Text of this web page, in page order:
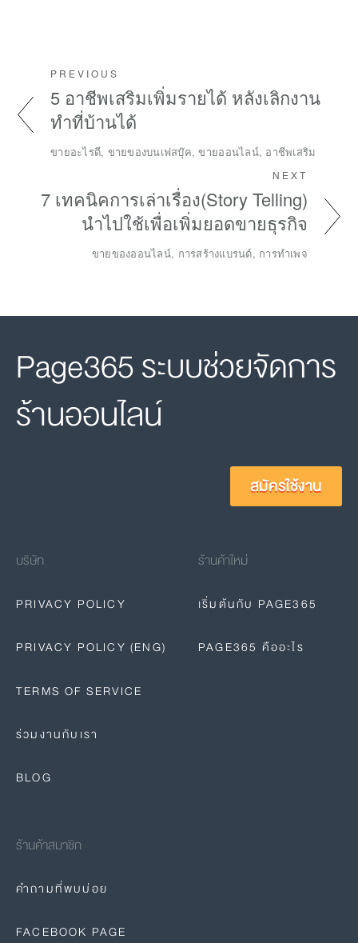
PREVIOUS
5 อาชีพเสริมเพิ่มรายได้ หลังเลิกงาน
ทำที่บ้านได้
ขายอะไรดี, ขายของบนเฟสบุ๊ค, ขายออนไลน์, อาชีพเสริม
NEXT
7 เทคนิคการเล่าเรื่อง(Story Telling)
นำไปใช้เพื่อเพิ่มยอดขายธุรกิจ
ขายของออนไลน์, การสร้างแบรนด์, การทำเพจ
Page365 ระบบช่วยจัดการ
ร้านออนไลน์
สมัครใช้งาน
บริษัท
PRIVACY POLICY
PRIVACY POLICY (ENG)
TERMS OF SERVICE
ร่วมงานกับเรา
BLOG
ร้านค้าใหม่
เริ่มต้นกับ PAGE365
PAGE365 คืออะไร
ร้านค้าสมาชิก
คำถามที่พบบ่อย
FACEBOOK PAGE